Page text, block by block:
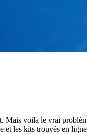
Mais voilà le vrai
et les kits trouvés en